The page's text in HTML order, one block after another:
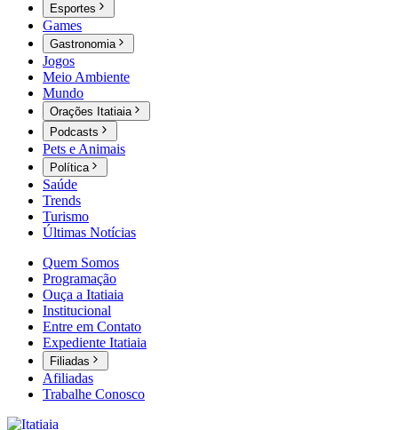
Esportes
Games
Gastronomia
Jogos
Meio Ambiente
Mundo
Orações Itatiaia
Podcasts
Pets e Animais
Política
Saúde
Trends
Turismo
Últimas Notícias
Quem Somos
Programação
Ouça a Itatiaia
Institucional
Entre em Contato
Expediente Itatiaia
Filiadas
Afiliadas
Trabalhe Conosco